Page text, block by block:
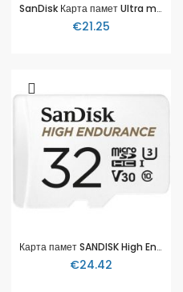
SanDisk Карта памет Ultra microSDXC 32GB, SD Adapter, 120MB/s Class 10 UHS-I A1
€21.25
Карта памет SANDISK High Endurance, microSDHC, 32GB
€24.42